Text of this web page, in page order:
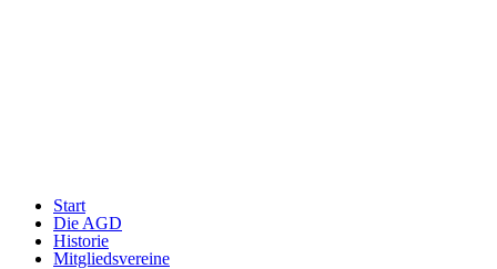
Start
Die AGD
Historie
Mitgliedsvereine